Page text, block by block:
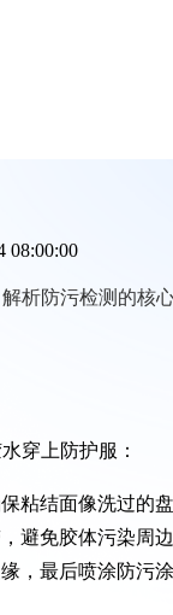
08:00:00
析防污检测的核
穿上防护服：
粘结面像洗过的
避免胶体污染周
，最后喷涂防污